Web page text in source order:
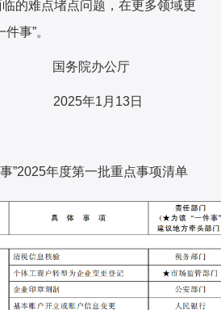
的难点堵点问题，在更多领域更
事”。
国务院办公厅
2025年1月13日
”2025年度第一批重点事项清单